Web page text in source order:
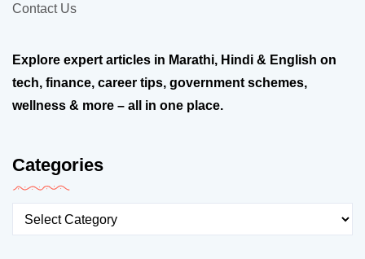
Contact Us
Explore expert articles in Marathi, Hindi & English on
tech, finance, career tips, government schemes,
wellness & more – all in one place.
Categories